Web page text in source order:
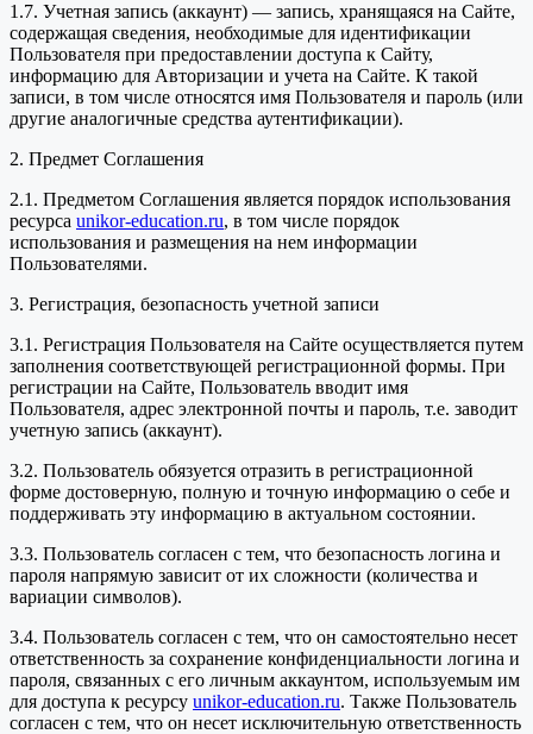
1.7. Учетная запись (аккаунт) — запись, хранящаяся на Сайте,
содержащая сведения, необходимые для идентификации
Пользователя при предоставлении доступа к Сайту,
информацию для Авторизации и учета на Сайте. К такой
записи, в том числе относятся имя Пользователя и пароль (или
другие аналогичные средства аутентификации).
2. Предмет Соглашения
2.1. Предметом Соглашения является порядок использования
ресурса unikor-education.ru, в том числе порядок
использования и размещения на нем информации
Пользователями.
3. Регистрация, безопасность учетной записи
3.1. Регистрация Пользователя на Сайте осуществляется путем
заполнения соответствующей регистрационной формы. При
регистрации на Сайте, Пользователь вводит имя
Пользователя, адрес электронной почты и пароль, т.е. заводит
учетную запись (аккаунт).
3.2. Пользователь обязуется отразить в регистрационной
форме достоверную, полную и точную информацию о себе и
поддерживать эту информацию в актуальном состоянии.
3.3. Пользователь согласен с тем, что безопасность логина и
пароля напрямую зависит от их сложности (количества и
вариации символов).
3.4. Пользователь согласен с тем, что он самостоятельно несет
ответственность за сохранение конфиденциальности логина и
пароля, связанных с его личным аккаунтом, используемым им
для доступа к ресурсу unikor-education.ru. Также Пользователь
согласен с тем, что он несет исключительную ответственность